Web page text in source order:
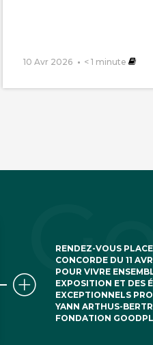
10 Avr 2026 < 1 minute
RENDEZ-VOUS
CONCORDE DU 11
POUR VIVRE
EXPOSITION ET DES
EXCEPTIONNELS
YANN ARTHUS-
FONDATION